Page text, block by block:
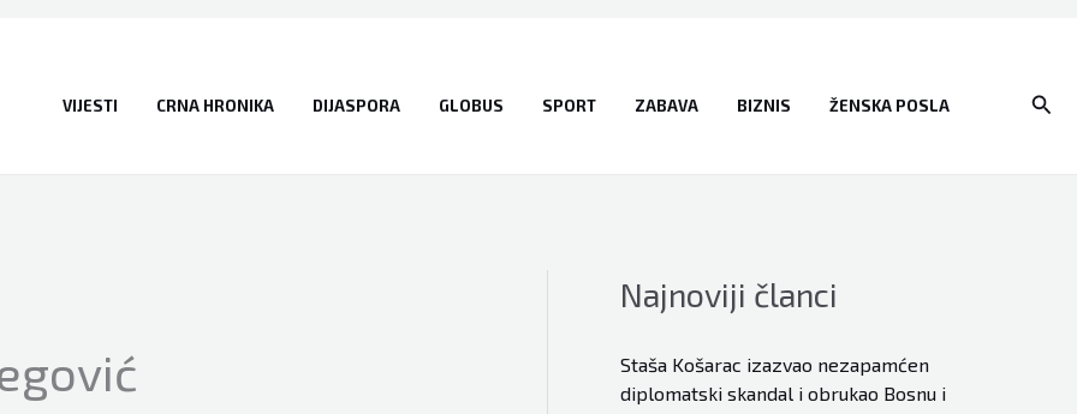
VIJESTI CRNA HRONIKA DIJASPORA GLOBUS SPORT ZABAVA BIZNIS ŽENSKA POSLA
Najnoviji članci
Staša Košarac izazvao nezapamćen
diplomatski skandal i obrukao Bosnu i